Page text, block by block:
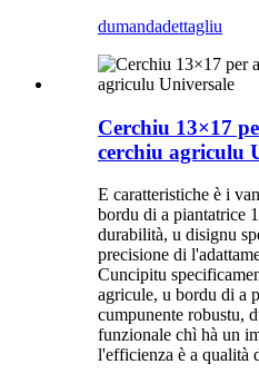
dumandadettagliu
Cerchiu 13×17
cerchiu agriculu
E caratteristiche è i
bordu di a piantatrice
durabilità, u disignu
precisione di
Cuncipitu
agricule, u bordu di a
cumpunente robustu,
funzionale chì hà un
l'efficienza è a qualità